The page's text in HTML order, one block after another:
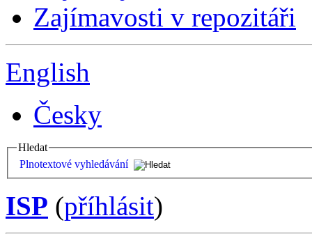
Zajímavosti v repozitáři
English
Česky
Hledat
Plnotextové vyhledávání
ISP (příhlásit)